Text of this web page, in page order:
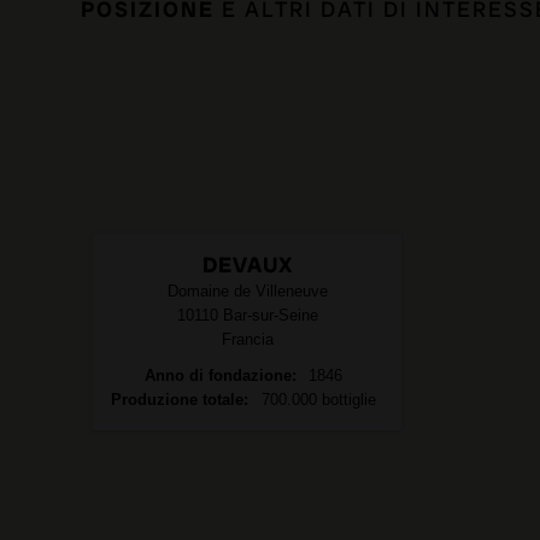
POSIZIONE E ALTRI DATI DI
DEVAUX
Domaine de Villeneuve
10110
Bar-sur-Seine
Francia
Anno di fondazione
1846
Produzione totale
700.000 bottiglie